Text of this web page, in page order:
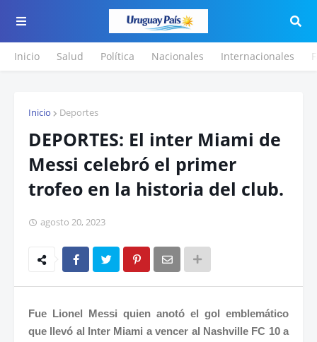
Inicio Salud Política Nacionales Internacionales
Inicio Deportes
DEPORTES: El inter Miami de
Messi celebró el primer
trofeo en la historia del club.
agosto 20, 2023
Fue Lionel Messi quien anotó el gol emblemático
que llevó al Inter Miami a vencer al Nashville FC 10 a